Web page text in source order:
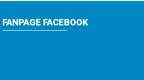
FANPAGE FACEBOOK